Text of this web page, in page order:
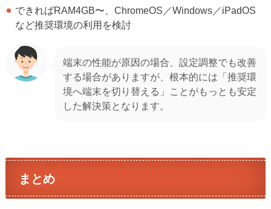
できればRAM4GB〜、ChromeOS／Windows／iPadOS
など推奨環境の利用を検討
端末の性能が原因の場合、設定調整でも改善
する場合がありますが、根本的には「推奨環
境へ端末を切り替える」ことがもっとも安定
した解決策となります。
まとめ